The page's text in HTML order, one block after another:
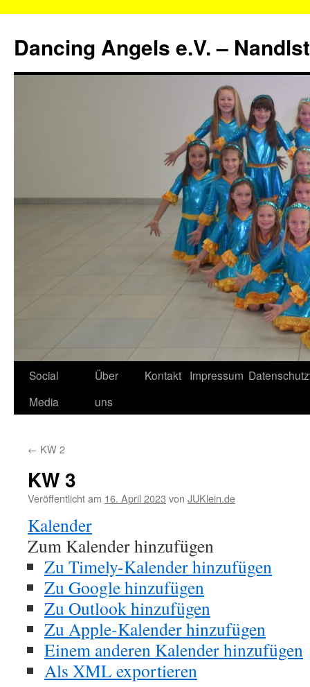
springen
Dancing Angels e.V. –
Social
Media
Über
uns
Kontakt Impressum
← KW 2
KW 3
Veröffentlicht am 16. April 2023 von JUKlein.de
Kalender
Zum Kalender hinzufügen
Zu Timely-Kalender hinzufügen
Zu Google hinzufügen
Zu Outlook hinzufügen
Zu Apple-Kalender hinzufügen
Einem anderen Kalender hinzufügen
Als XML exportieren